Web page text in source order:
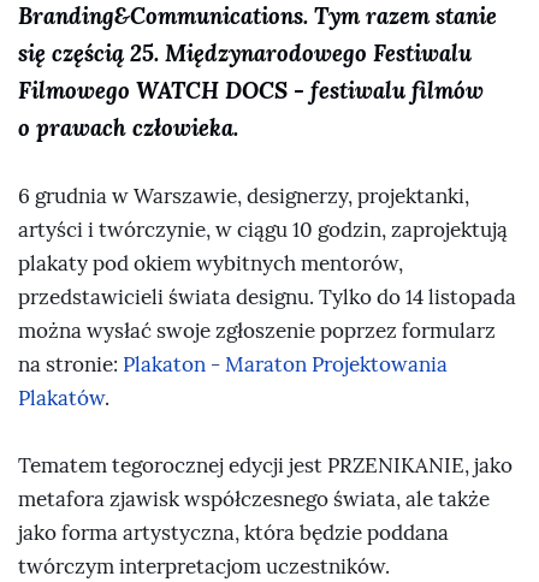
Branding&Communications. Tym razem stanie
się częścią 25. Międzynarodowego Festiwalu
Filmowego WATCH DOCS - festiwalu filmów
o prawach człowieka.
6 grudnia w Warszawie, designerzy, projektanki,
artyści i twórczynie, w ciągu 10 godzin, zaprojektują
plakaty pod okiem wybitnych mentorów,
przedstawicieli świata designu. Tylko do 14 listopada
można wysłać swoje zgłoszenie poprzez formularz
na stronie: Plakaton - Maraton Projektowania
Plakatów.
Tematem tegorocznej edycji jest PRZENIKANIE, jako
metafora zjawisk współczesnego świata, ale także
jako forma artystyczna, która będzie poddana
twórczym interpretacjom uczestników.